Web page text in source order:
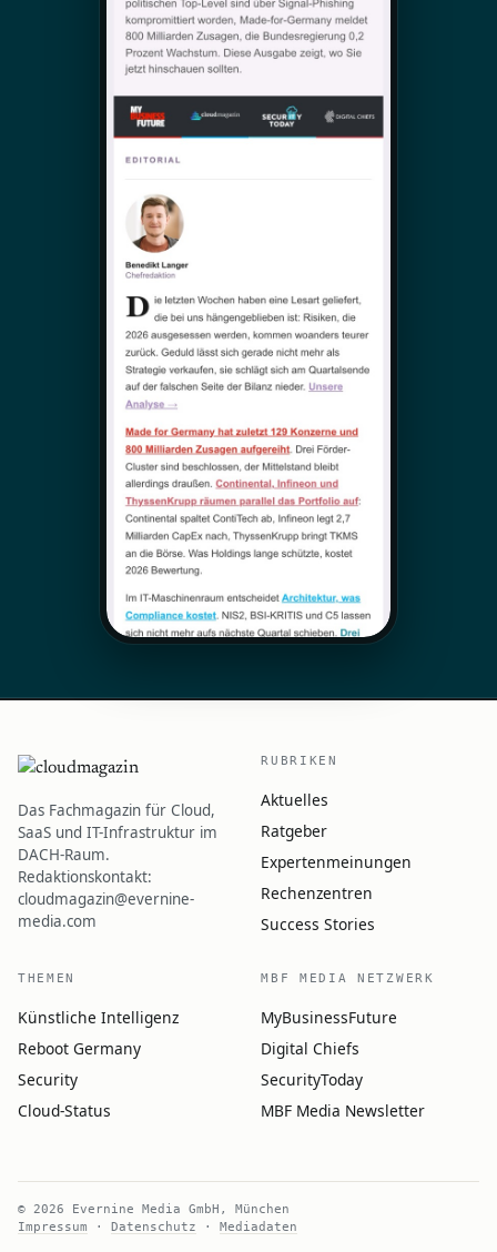
Das Fachmagazin für Cloud,
SaaS und IT-Infrastruktur im
DACH-Raum.
Redaktionskontakt:
cloudmagazin@evernine-
media.com
RUBRIKEN
Aktuelles
Ratgeber
Expertenmeinungen
Rechenzentren
Success Stories
THEMEN
Künstliche Intelligenz
Reboot Germany
Security
Cloud-Status
MBF MEDIA NETZWERK
MyBusinessFuture
Digital Chiefs
SecurityToday
MBF Media Newsletter
© 2026 Evernine Media GmbH, München
Impressum · Datenschutz · Mediadaten